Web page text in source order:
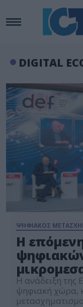
DIGITAL
ΨΗΦΙΑΚΟΣ
Η
Η ανάδειξη της
ψηφιακή χώρα,